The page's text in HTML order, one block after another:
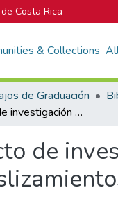
Costa Rica
& Collections
de Graduación
Proyecto de investigación del sistema de monitorización y alarma contra los deslizamientos etapa I.
de